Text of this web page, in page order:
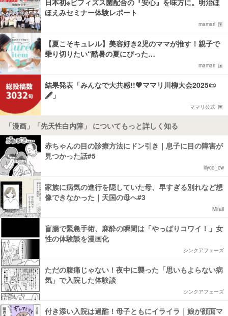
日本初※ビフィズス菌配合の『安心』を味方に。明治ほ
ほえみセミナー体験レポート
mamari
【夏こそキュレル】美容好き2児のママが推す！親子で
乗り切りたい“酷暑の夏にぴった…
mamari
結果発表「みんなで大共感!!💖ママリ川柳大会2025📜
🖋️」
ママリ公式
「漫画」「先天性白内障」 についてもっと詳しく知る
赤ちゃんの目の診療方法にドン引き｜息子に目の障害が
見つかった話#5
lilyco_cw
家族に病気の進行を隠していた母、早すぎる別れなど想
像できなかった｜天国の母へ#3
Mirail
盲腸で緊急手術、麻酔の瞬間は「やっぱりコワイ！」女
性の体験談を漫画化
シンクアフェーズ
ただの腹痛じゃない！夜中に襲った「思いもよらない病
気」で入院した体験談
シンクアフェーズ
付き添い入院は過酷！母子ともにイライラ｜娘が顔面マ